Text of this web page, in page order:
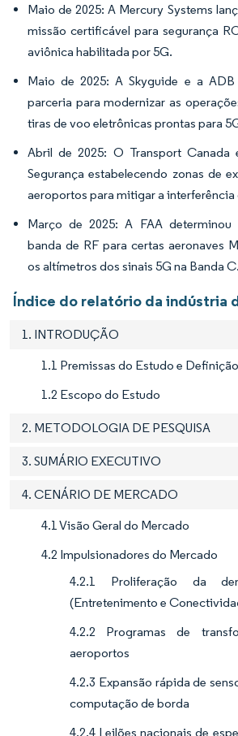
Maio de 2025: A Mercury Systems
missão certificável para segurança
aviônica habilitada por 5G.
Maio de 2025: A Skyguide e a ADB
parceria para modernizar as
tiras de voo eletrônicas prontas para
Abril de 2025: O Transport Canada
Segurança estabelecendo zonas de
aeroportos para mitigar a
Março de 2025: A FAA determinou
banda de RF para certas aeronaves
os altímetros dos sinais 5G na Banda C.
Índice do relatório da indústria
1. INTRODUÇÃO
1.1 Premissas do Estudo e
1.2 Escopo do Estudo
2. METODOLOGIA DE PESQUISA
3. SUMÁRIO EXECUTIVO
4. CENÁRIO DE MERCADO
4.1 Visão Geral do Mercado
4.2 Impulsionadores do Mercado
4.2.1 Proliferação da
(Entretenimento e
4.2.2 Programas de
aeroportos
4.2.3 Expansão rápida de
computação de borda
4.2.4 Leilões nacionais de